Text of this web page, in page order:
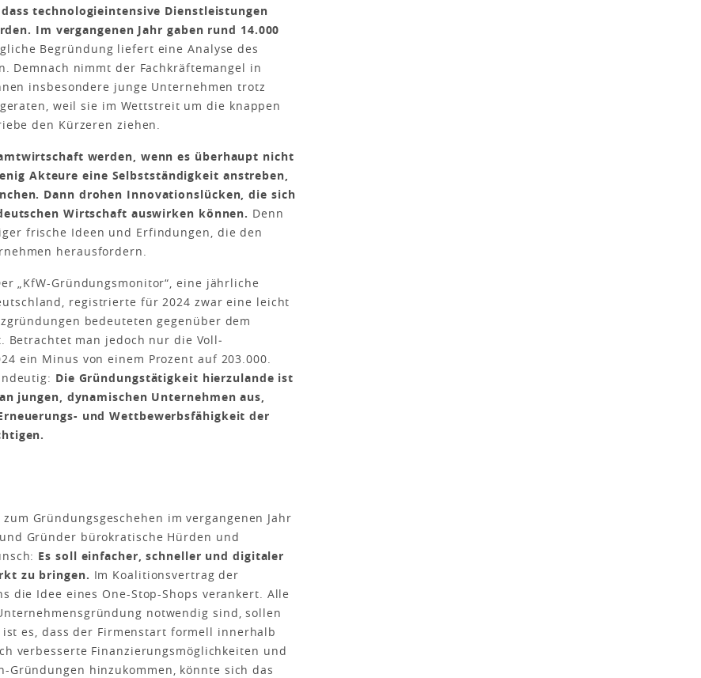
technologieintensive Dienstleistungen
Im vergangenen Jahr gaben rund 14.000
Begründung liefert eine Analyse des
Demnach nimmt der Fachkräftemangel in
insbesondere junge Unternehmen trotz
weil sie im Wettstreit um die knappen
den Kürzeren ziehen.
werden, wenn es überhaupt nicht
Akteure eine Selbstständigkeit anstreben,
Dann drohen Innovationslücken, die sich
Wirtschaft auswirken können. Denn
frische Ideen und Erfindungen, die den
herausfordern.
„KfW-Gründungsmonitor“, eine jährliche
registrierte für 2024 zwar eine leicht
bedeuteten gegenüber dem
Betrachtet man jedoch nur die Voll­
ein Minus von einem Prozent auf 203.000.
Die Gründungstätigkeit hierzulande ist
jungen, dynamischen Unternehmen aus,
und Wettbewerbsfähigkeit der
Gründungsgeschehen im vergangenen Jahr
Gründer bürokratische Hürden und
Es soll einfacher, schneller und digitaler
zu bringen. Im Koalitionsvertrag der
die Idee eines One-Stop-Shops verankert. Alle
notwendig sind, sollen
es, dass der Firmenstart formell innerhalb
verbesserte Finanzierungsmöglichkeiten und
Gründungen hinzukommen, könnte sich das